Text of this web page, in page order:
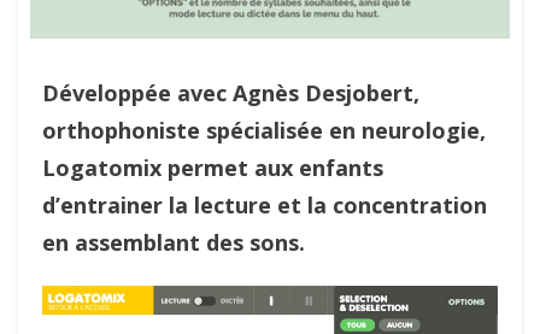
Développée avec Agnès Desjobert,
orthophoniste spécialisée en neurologie,
Logatomix permet aux enfants
d’entrainer la lecture et la concentration
en assemblant des sons.